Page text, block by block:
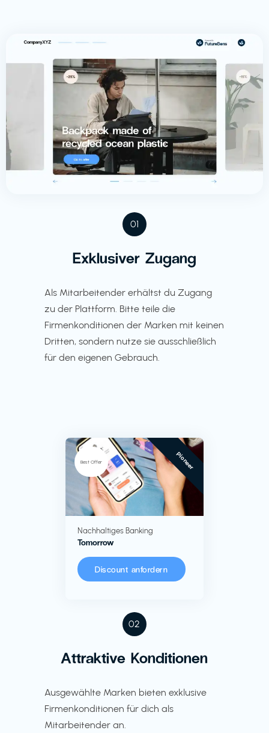
01
Exklusiver Zugang
Als Mitarbeitender erhältst du Zugang
zu der Plattform. Bitte teile die
Firmenkonditionen der Marken mit keinen
Dritten, sondern nutze sie ausschließlich
für den eigenen Gebrauch.
02
Attraktive Konditionen
Ausgewählte Marken bieten exklusive
Firmenkonditionen für dich als
Mitarbeitender an.
Best Offer Pioneer
Nachhaltiges Banking
Tomorrow
Discount anfordern